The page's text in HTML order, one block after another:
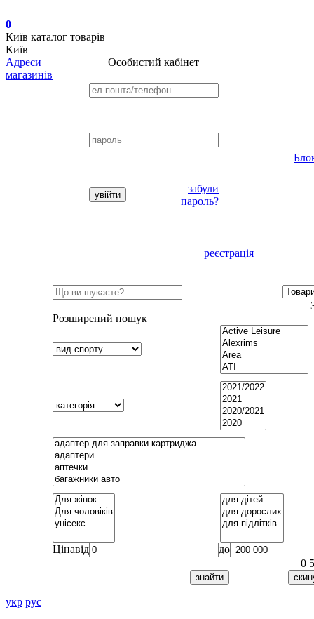
0
Київ каталог товарів
Київ
Адреси
магазинів
Особистий кабінет
забули
пароль?
реєстрація
Розширений пошук
Цінавід
до
0
укр рус